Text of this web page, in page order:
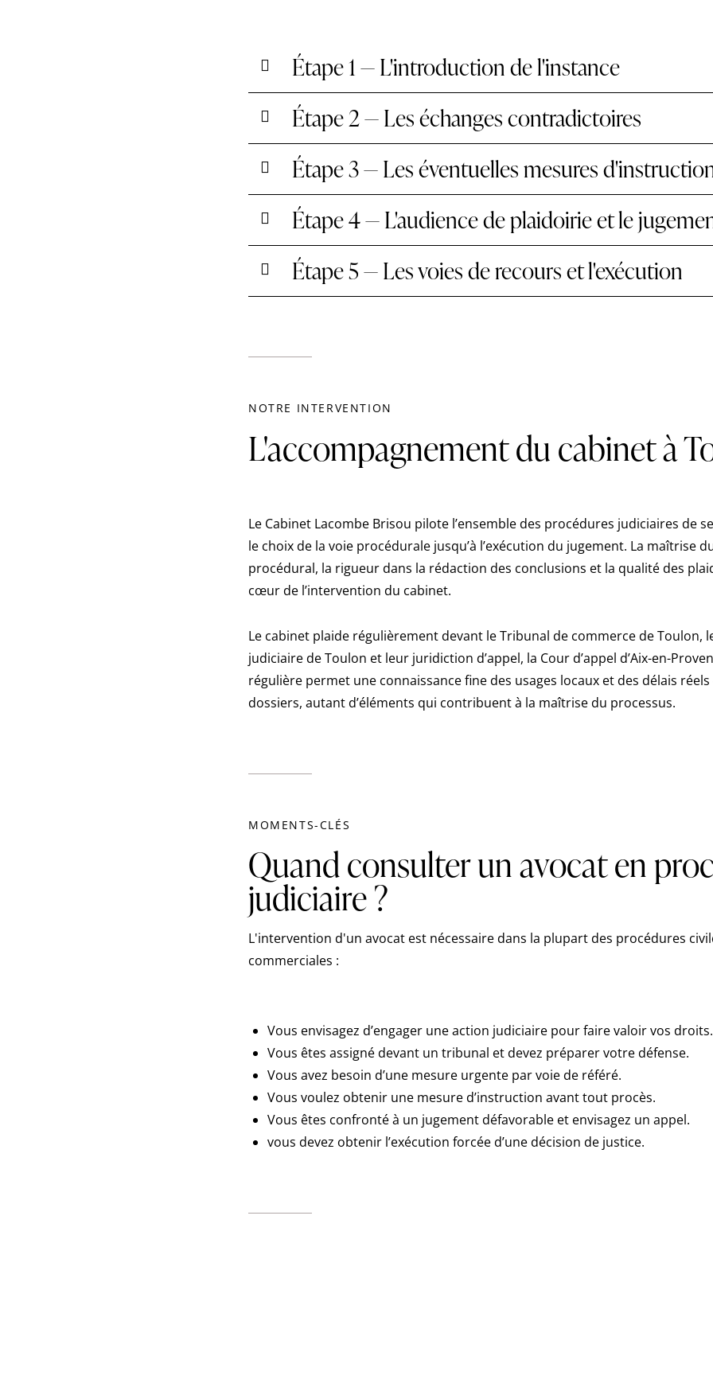
Étape 1 — L'introduction de l'instance
Étape 2 — Les échanges contradictoires
Étape 3 — Les éventuelles mesures
Étape 4 — L'audience de plaidoirie et le
Étape 5 — Les voies de recours et l'exécution
NOTRE INTERVENTION
L'accompagnement du cabinet à
Le Cabinet Lacombe Brisou pilote l’ensemble des procédures judiciaires de
le choix de la voie procédurale jusqu’à l’exécution du jugement. La maîtrise
procédural, la rigueur dans la rédaction des conclusions et la qualité des
cœur de l’intervention du cabinet.
Le cabinet plaide régulièrement devant le Tribunal de commerce de Toulon,
judiciaire de Toulon et leur juridiction d’appel, la Cour d’appel d’Aix-en-
régulière permet une connaissance fine des usages locaux et des délais
dossiers, autant d’éléments qui contribuent à la maîtrise du processus.
MOMENTS-CLÉS
Quand consulter un avocat en
judiciaire ?
L'intervention d'un avocat est nécessaire dans la plupart des procédures
commerciales :
Vous envisagez d’engager une action judiciaire pour faire valoir vos droits.
Vous êtes assigné devant un tribunal et devez préparer votre défense.
Vous avez besoin d’une mesure urgente par voie de référé.
Vous voulez obtenir une mesure d’instruction avant tout procès.
Vous êtes confronté à un jugement défavorable et envisagez un appel.
vous devez obtenir l’exécution forcée d’une décision de justice.